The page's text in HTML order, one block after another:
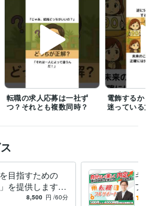
かった場合
経験年数 : 1年
・事業開発 経験年数 : 3年
年
~ 2021年12月
: 2015年
年
転職の求人応募は一社ず
つ？それとも複数同時？
電飾するかど
迷っている方
目指すための
を提供します 5
時間を超える
8,500 円 /60分
キャ
フル
たい